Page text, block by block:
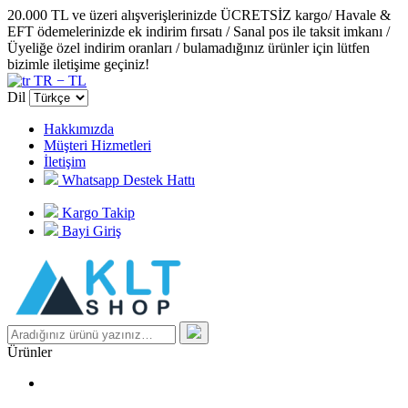
20.000 TL ve üzeri alışverişlerinizde ÜCRETSİZ kargo/ Havale &
EFT ödemelerinizde ek indirim fırsatı / Sanal pos ile taksit imkanı /
Üyeliğe özel indirim oranları / bulamadığınız ürünler için lütfen
bizimle iletişime geçiniz!
TR − TL
Dil
Hakkımızda
Müşteri Hizmetleri
İletişim
Whatsapp Destek Hattı
Kargo Takip
Bayi Giriş
Ürünler